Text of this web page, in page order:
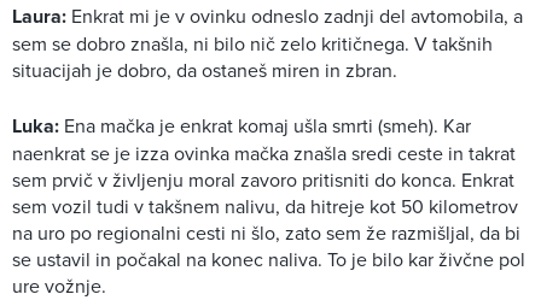
Laura: Enkrat mi je v ovinku odneslo zadnji del avtomobila, a
sem se dobro znašla, ni bilo nič zelo kritičnega. V takšnih
situacijah je dobro, da ostaneš miren in zbran.
Luka: Ena mačka je enkrat komaj ušla smrti (smeh). Kar
naenkrat se je izza ovinka mačka znašla sredi ceste in takrat
sem prvič v življenju moral zavoro pritisniti do konca. Enkrat
sem vozil tudi v takšnem nalivu, da hitreje kot 50 kilometrov
na uro po regionalni cesti ni šlo, zato sem že razmišljal, da bi
se ustavil in počakal na konec naliva. To je bilo kar živčne pol
ure vožnje.